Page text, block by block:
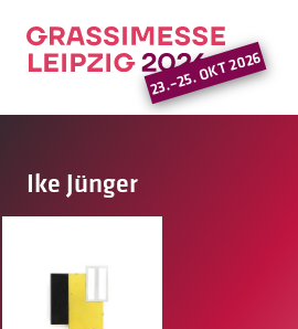
23.–25. OKT 2026
Ike Jünger